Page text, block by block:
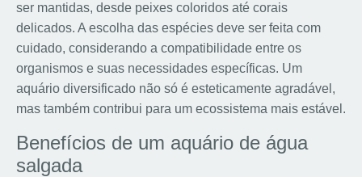
ser mantidas, desde peixes coloridos até corais
delicados. A escolha das espécies deve ser feita com
cuidado, considerando a compatibilidade entre os
organismos e suas necessidades específicas. Um
aquário diversificado não só é esteticamente agradável,
mas também contribui para um ecossistema mais estável.
Benefícios de um aquário de água
salgada